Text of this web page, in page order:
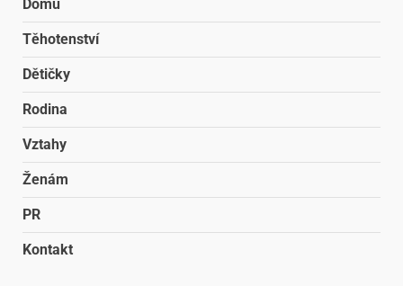
Domů
Těhotenství
Dětičky
Rodina
Vztahy
Ženám
PR
Kontakt